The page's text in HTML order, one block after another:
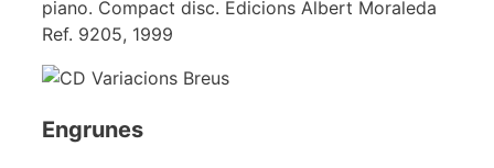
piano. Compact disc. Edicions Albert Moraleda
Ref. 9205, 1999
Engrunes